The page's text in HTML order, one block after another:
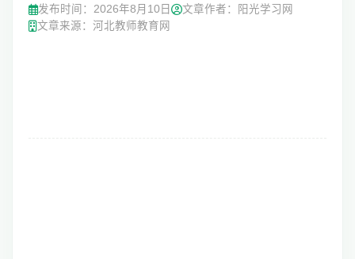
发布时间： 2026年8月10日
文章作者：阳光学习网
文章来源：河北教师教育网